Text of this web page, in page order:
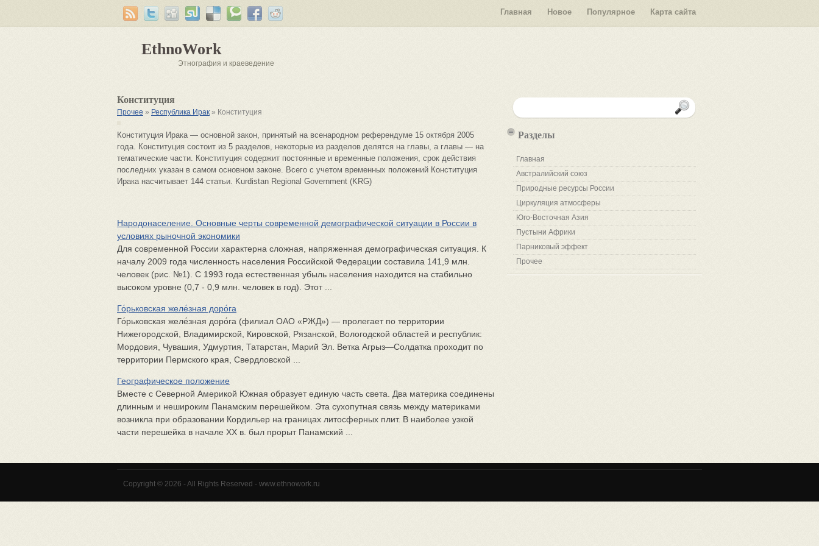
EthnoWork
Этнография и краеведение
Главная Новое Популярное Карта сайта
Конституция
Прочее » Республика Ирак » Конституция
Конституция Ирака — основной закон, принятый на всенародном референдуме 15 октября 2005
года. Конституция состоит из 5 разделов, некоторые из разделов делятся на главы, а главы — на
тематические части. Конституция содержит постоянные и временные положения, срок действия
последних указан в самом основном законе. Всего с учетом временных положений Конституция
Ирака насчитывает 144 статьи. Kurdistan Regional Government (KRG)
Народонаселение. Основные черты современной демографической ситуации в России в
условиях рыночной экономики
Для современной России характерна сложная, напряженная демографическая ситуация. К
началу 2009 года численность населения Российской Федерации составила 141,9 млн.
человек (рис. №1). С 1993 года естественная убыль населения находится на стабильно
высоком уровне (0,7 - 0,9 млн. человек в год). Этот ...
Го́рьковская желе́зная доро́га
Го́рьковская желе́зная доро́га (филиал ОАО «РЖД») — пролегает по территории
Нижегородской, Владимирской, Кировской, Рязанской, Вологодской областей и республик:
Мордовия, Чувашия, Удмуртия, Татарстан, Марий Эл. Ветка Агрыз—Солдатка проходит по
территории Пермского края, Свердловской ...
Географическое положение
Вместе с Северной Америкой Южная образует единую часть света. Два материка соединены
длинным и нешироким Панамским перешейком. Эта сухопутная связь между материками
возникла при образовании Кордильер на границах литосферных плит. В наиболее узкой
части перешейка в начале ХХ в. был прорыт Панамский ...
Разделы
Главная
Австралийский союз
Природные ресурсы России
Циркуляция атмосферы
Юго-Восточная Азия
Пустыни Африки
Парниковый эффект
Прочее
Copyright © 2026 - All Rights Reserved - www.ethnowork.ru